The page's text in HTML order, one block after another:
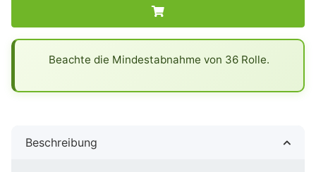
Beachte die Mindestabnahme von 36 Rolle.
Beschreibung